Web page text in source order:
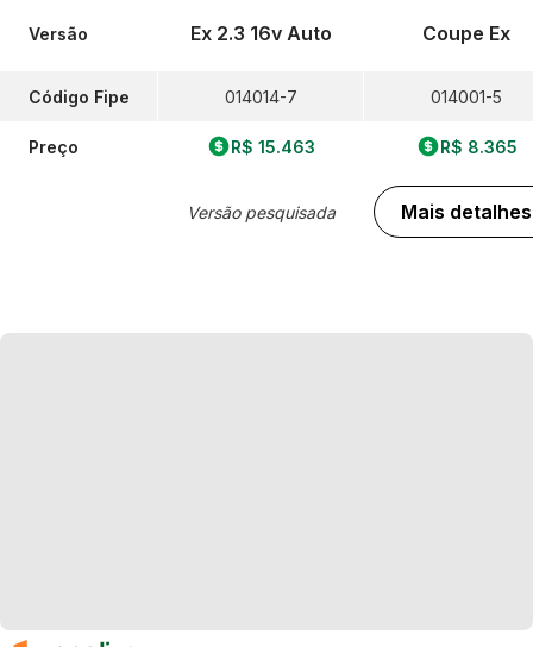
Versão
Código Fipe
Preço
Ex 2.3 16v Auto
014014-7
R$ 15.463
Versão pesquisada
Coupe Ex
014001-5
R$ 8.365
Mais detalhes